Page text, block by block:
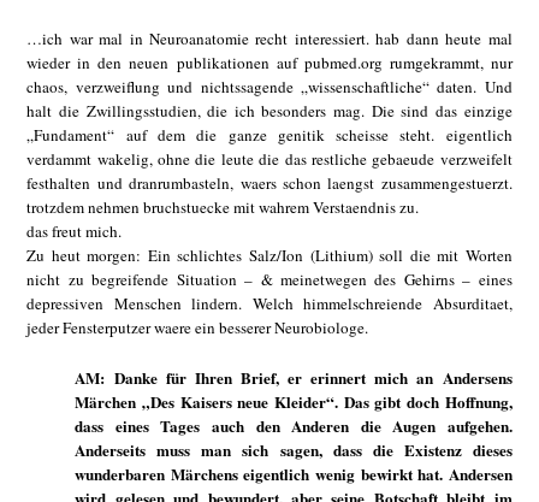
…ich war mal in Neuroanatomie recht interessiert. hab dann heute mal
wieder in den neuen publikationen auf pubmed.org rumgekrammt, nur
chaos, verzweiflung und nichtssagende „wissenschaftliche“ daten. Und
halt die Zwillingsstudien, die ich besonders mag. Die sind das einzige
„Fundament“ auf dem die ganze genitik scheisse steht. eigentlich
verdammt wakelig, ohne die leute die das restliche gebaeude verzweifelt
festhalten und dranrumbasteln, waers schon laengst zusammengestuerzt.
trotzdem nehmen bruchstuecke mit wahrem Verstaendnis zu.
das freut mich.
Zu heut morgen: Ein schlichtes Salz/Ion (Lithium) soll die mit Worten
nicht zu begreifende Situation – & meinetwegen des Gehirns – eines
depressiven Menschen lindern. Welch himmelschreiende Absurditaet,
jeder Fensterputzer waere ein besserer Neurobiologe.
AM: Danke für Ihren Brief, er erinnert mich an Andersens
Märchen „Des Kaisers neue Kleider“. Das gibt doch Hoffnung,
dass eines Tages auch den Anderen die Augen aufgehen.
Anderseits muss man sich sagen, dass die Existenz dieses
wunderbaren Märchens eigentlich wenig bewirkt hat. Andersen